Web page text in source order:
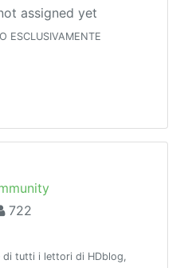
assigned yet
ESCLUSIVAMENTE
722
di tutti i lettori di HDblog,